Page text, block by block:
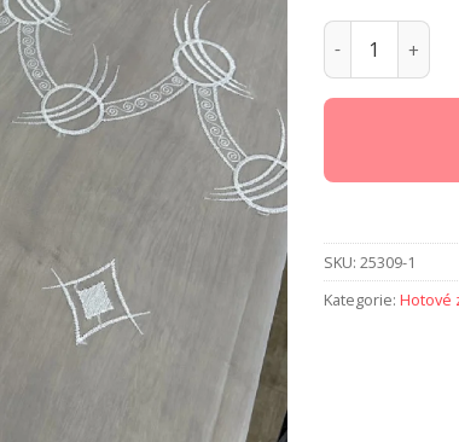
Hotová
SKU: 25309-1
Kategorie: Hotové